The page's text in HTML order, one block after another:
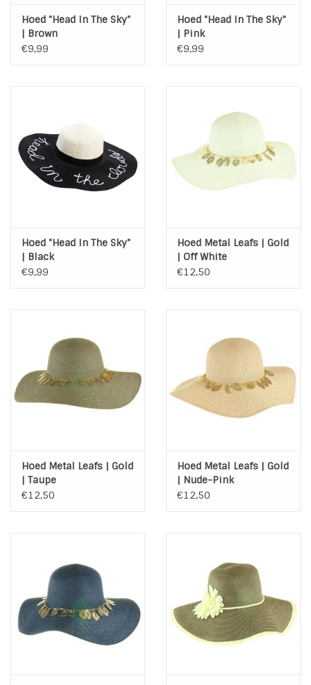
Hoed "Head In The Sky"
| Brown
€9,99
Hoed "Head In The Sky"
| Pink
€9,99
Hoed "Head In The Sky"
| Black
€9,99
Hoed Metal Leafs | Gold
| Off White
€12,50
Hoed Metal Leafs | Gold
| Taupe
€12,50
Hoed Metal Leafs | Gold
| Nude-Pink
€12,50